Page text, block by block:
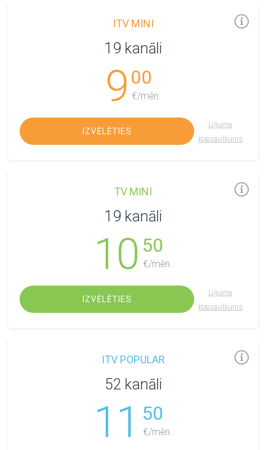
ITV MINI
19 kanāli
9 00
€/mēn.
IZVĒLĒTIES
Līguma
kopsavilkums
TV MINI
19 kanāli
10 50
€/mēn.
IZVĒLĒTIES
Līguma
kopsavilkums
ITV POPULAR
52 kanāli
11 50
€/mēn.